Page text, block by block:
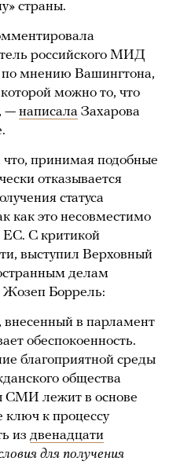
страны.
российского МИД
мнению Вашингтона,
можно то, что
— написала Захарова
что, принимая подобные
отказывается
статуса
как это несовместимо
С критикой
выступил Верховный
делам
Жозеп Боррель:
в парламент
обеспокоенность.
благоприятной среды
общества
СМИ лежит в основе
ключ к процессу
из двенадцати
для получения